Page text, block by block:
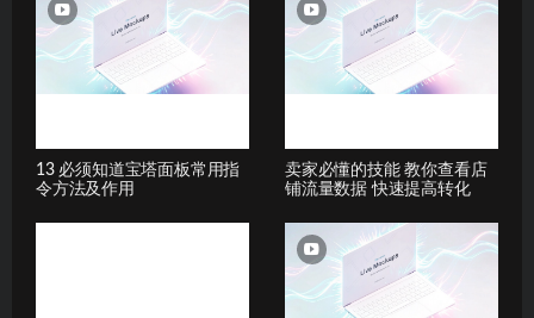
13 必须知道宝塔面板常用指
令方法及作用
卖家必懂的技能 教你查看店
铺流量数据 快速提高转化